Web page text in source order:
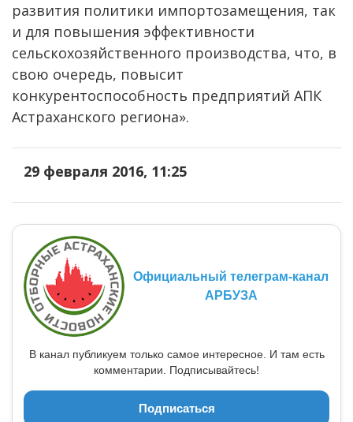
развития политики импортозамещения, так
и для повышения эффективности
сельскохозяйственного производства, что, в
свою очередь, повысит
конкурентоспособность предприятий АПК
Астраханского региона».
29 февраля 2016, 11:25
Официальный телеграм-канал
АРБУЗА
В канал публикуем только самое интересное. И там есть
комментарии. Подписывайтесь!
Подписаться